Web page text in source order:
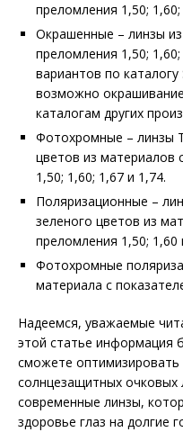
преломления 1,50;
Окрашенные – линзы
преломления 1,50;
вариантов по
возможно
каталогам других
Фотохромные – линзы
цветов из материалов
1,50; 1,60; 1,67 и 1,74.
Поляризационные –
зеленого цветов из
преломления 1,50; 1,60
Фотохромные
материала c
Надеемся, уважаемые
этой статье информация
сможете оптимизировать
солнцезащитных очковых
современные линзы,
здоровье глаз на долгие